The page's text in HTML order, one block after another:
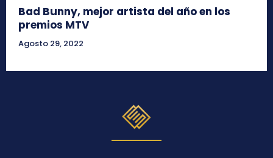
Bad Bunny, mejor artista del año en los
premios MTV
Agosto 29, 2022